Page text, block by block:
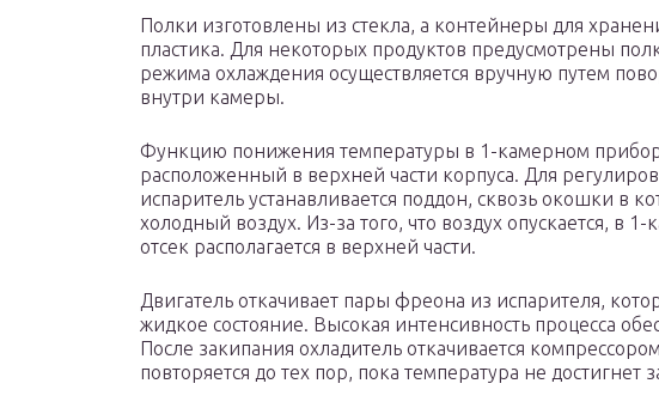
Полки изготовлены из стекла, а контейнеры для
пластика. Для некоторых продуктов предусмотрены
режима охлаждения осуществляется вручную путем
внутри камеры.
Функцию понижения температуры в 1-камерном
расположенный в верхней части корпуса. Для
испаритель устанавливается поддон, сквозь окошки в
холодный воздух. Из-за того, что воздух опускается, в
отсек располагается в верхней части.
Двигатель откачивает пары фреона из испарителя,
жидкое состояние. Высокая интенсивность процесса
После закипания охладитель откачивается
повторяется до тех пор, пока температура не достигнет